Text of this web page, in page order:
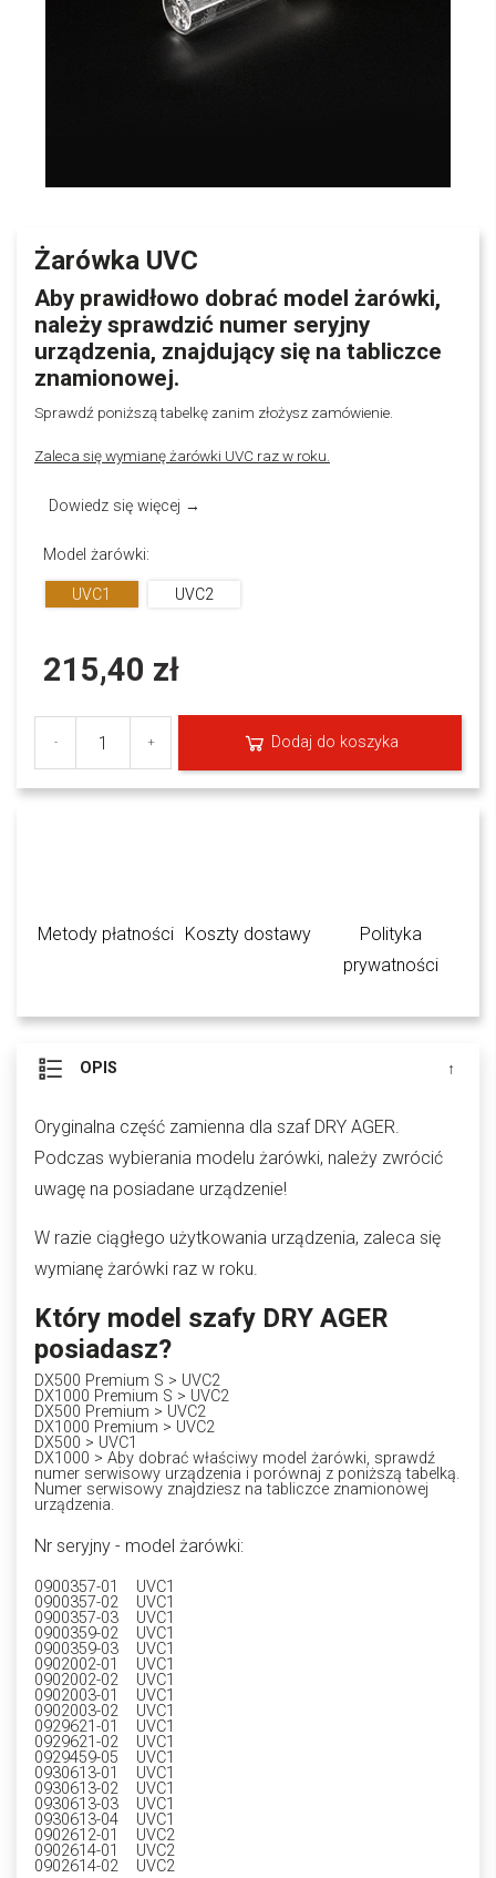
Żarówka UVC
Aby prawidłowo dobrać model żarówki,
należy sprawdzić numer seryjny
urządzenia, znajdujący się na tabliczce
znamionowej.
Sprawdź poniższą tabelkę zanim złożysz zamówienie.
Zaleca się wymianę żarówki UVC raz w roku.
Dowiedz się więcej →
Model żarówki:
UVC1 UVC2
215,40 zł
- + Dodaj do koszyka
Metody płatności Koszty dostawy
Polityka
prywatności
OPIS
Oryginalna część zamienna dla szaf DRY AGER.
Podczas wybierania modelu żarówki, należy zwrócić
uwagę na posiadane urządzenie!
W razie ciągłego użytkowania urządzenia, zaleca się
wymianę żarówki raz w roku.
Który model szafy DRY AGER
posiadasz?
DX500 Premium S > UVC2
DX1000 Premium S > UVC2
DX500 Premium > UVC2
DX1000 Premium > UVC2
DX500 > UVC1
DX1000 > Aby dobrać właściwy model żarówki, sprawdź
numer serwisowy urządzenia i porównaj z poniższą tabelką.
Numer serwisowy znajdziesz na tabliczce znamionowej
urządzenia.
Nr seryjny - model żarówki:
0900357-01 UVC1
0900357-02 UVC1
0900357-03 UVC1
0900359-02 UVC1
0900359-03 UVC1
0902002-01 UVC1
0902002-02 UVC1
0902003-01 UVC1
0902003-02 UVC1
0929621-01 UVC1
0929621-02 UVC1
0929459-05 UVC1
0930613-01 UVC1
0930613-02 UVC1
0930613-03 UVC1
0930613-04 UVC1
0902612-01 UVC2
0902614-01 UVC2
0902614-02 UVC2